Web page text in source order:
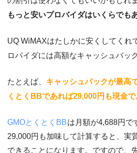
もっと安いプロバイダはいくらでも
UQ WiMAXはたしかに安くしてくれ
ロバイダには高額なキャッシュバッ
たとえば、 キャッシュバックが最高
くとくBBであれば29,000円も現金
GMOとくとくBBは月額が4,688円で
29,000円も加味して計算すると、実
できることになります。ですので、